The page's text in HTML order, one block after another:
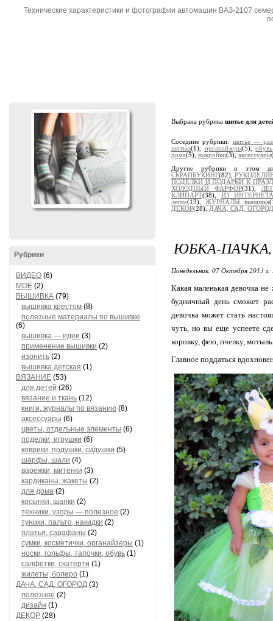
Технические характеристики и фотографии автомашин ВАЗ-2107
Рубрики
ВИДЕО (6)
МОЁ (2)
ВЫШИВКА (79)
вышивка крестом (8)
полезные материалы по вышивке
(6)
вышивка — идеи (3)
применение вышивки (2)
изонить (2)
вышивка детская (1)
ВЯЗАНИЕ (53)
для детей (26)
вязание и ткань (12)
книги, журналы по вязанию (8)
аксессуары (6)
цветы, отдельные элементы (6)
поделки, игрушки (6)
коврики, подушки, сидушки (5)
шарфы, шали (4)
варежки, митенки (3)
кардиканы, жакеты (2)
для дома (2)
косынки, шапки (2)
техники, узоры — полезное (2)
туники, пальто, накидки (2)
платья, сарафаны (2)
сумки, косметички, органайзеры (1)
носки, гольфы, тапочки, обувь (1)
салфетки, скатерти (1)
жилеты, болеро (1)
ДАЧА, САД, ОГОРОД (3)
полезное (2)
дизайн (1)
ДЕКОР (28)
Выбрана рубрика шитье для
Соседние рубрики: шитье —
шитью(1), органайзеры(5),
дома(5), выкройки(3), аксессуары
Другие рубрики в этом
СКРАПБУКИНГ(82),
ПОДЕЛКИ И ПОДАРКИ К
ХОЛОДНЫЙ ФАРФОР(31),
КЛИПАРТ(38), ИЗ
лепке(13), ЖУРНАЛЫ вышивка
ДЕКОР(28), ДАЧА, САД, ОГОРОД
ЮБКА-ПАЧКА,
Понедельник, 07 Октября 2013 г.
Какая маленькая девочка
будничный день сможет
девочка может стать
чуть, но вы еще успеете
коровку, фею, пчелку,
Главное поддаться